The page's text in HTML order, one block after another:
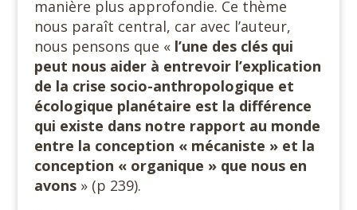
manière plus approfondie. Ce thème
nous paraît central, car avec l’auteur,
nous pensons que « l’une des clés qui
peut nous aider à entrevoir l’explication
de la crise socio-anthropologique et
écologique planétaire est la différence
qui existe dans notre rapport au monde
entre la conception « mécaniste » et la
conception « organique » que nous en
avons » (p 239).